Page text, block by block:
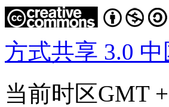
方式共享 3.0
当前时区GMT